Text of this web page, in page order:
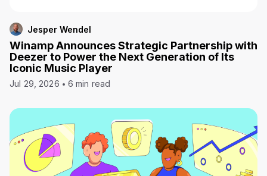
Jesper Wendel
Winamp Announces Strategic Partnership with
Deezer to Power the Next Generation of Its
Iconic Music Player
Jul 29, 2026 6 min read